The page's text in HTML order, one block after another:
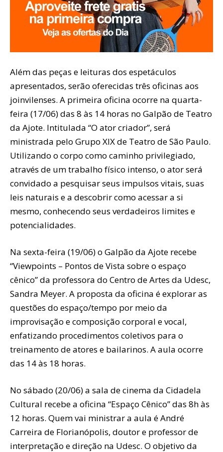
Além das peças e leituras dos espetáculos
apresentados, serão oferecidas três oficinas aos
joinvilenses. A primeira oficina ocorre na quarta-
feira (17/06) das 8 às 14 horas no Galpão de Teatro
da Ajote. Intitulada “O ator criador”, será
ministrada pelo Grupo XIX de Teatro de São Paulo.
Utilizando o corpo como caminho privilegiado,
através de um trabalho físico intenso, o ator será
convidado a pesquisar seus impulsos vitais, suas
leis naturais e a descobrir como acessar a si
mesmo, conhecendo seus verdadeiros limites e
potencialidades.
Na sexta-feira (19/06) o Galpão da Ajote recebe
“Viewpoints – Pontos de Vista sobre o espaço
cênico” da professora do Centro de Artes da Udesc,
Sandra Meyer. A proposta da oficina é explorar as
questões do espaço/tempo por meio da
improvisação e composição corporal e vocal,
enfatizando procedimentos coletivos para o
treinamento de atores e bailarinos. A aula ocorre
das 14 às 18 horas.
No sábado (20/06) a sala de cinema da Cidadela
Cultural recebe a oficina “Espaço Cênico” das 8h às
12 horas. Quem vai ministrar a aula é André
Carreira de Florianópolis, doutor e professor de
interpretação e direção na Udesc. O objetivo da